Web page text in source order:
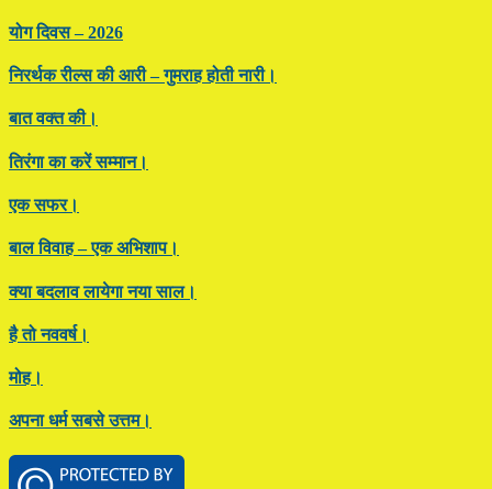
योग दिवस – 2026
निरर्थक रील्स की आरी – गुमराह होती नारी।
बात वक्त की।
तिरंगा का करें सम्मान।
एक सफर।
बाल विवाह – एक अभिशाप।
क्या बदलाव लायेगा नया साल।
है तो नववर्ष।
मोह।
अपना धर्म सबसे उत्तम।
Footer